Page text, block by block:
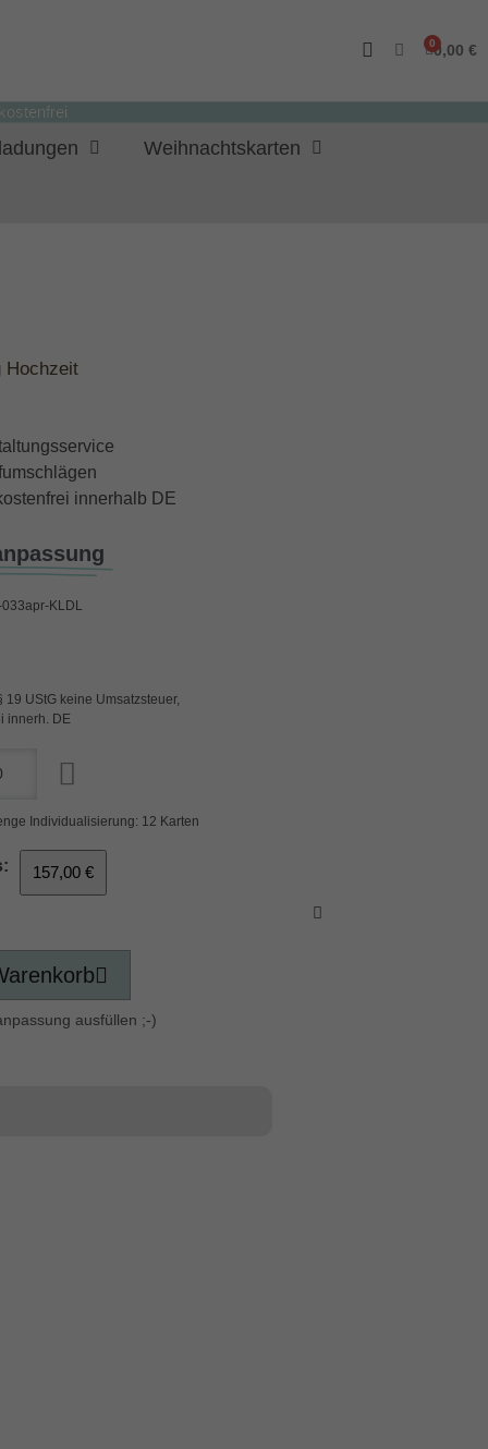
0,00 €
Weihnachtskarten
Hochzeit
innerhalb DE
KLDL
19 UStG keine Umsatzsteuer,
innerh. DE
Individualisierung: 12 Karten
157,00 €
ausfüllen ;-)